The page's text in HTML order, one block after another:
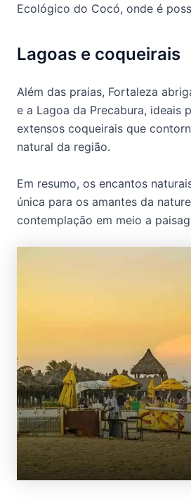
Ecológico do Cocó, onde é
Lagoas e coqueirais
Além das praias, Fortaleza
e a Lagoa da Precabura, ideais
extensos coqueirais que
natural da região.
Em resumo, os encantos
única para os amantes da
contemplação em meio a